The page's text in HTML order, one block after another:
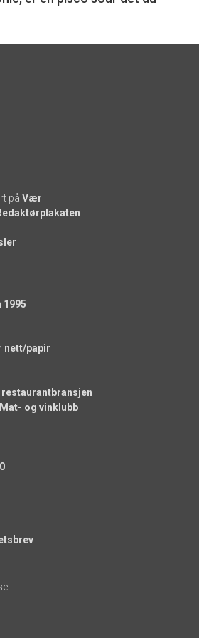
på Vær
1995
nett/papir
og vinklubb